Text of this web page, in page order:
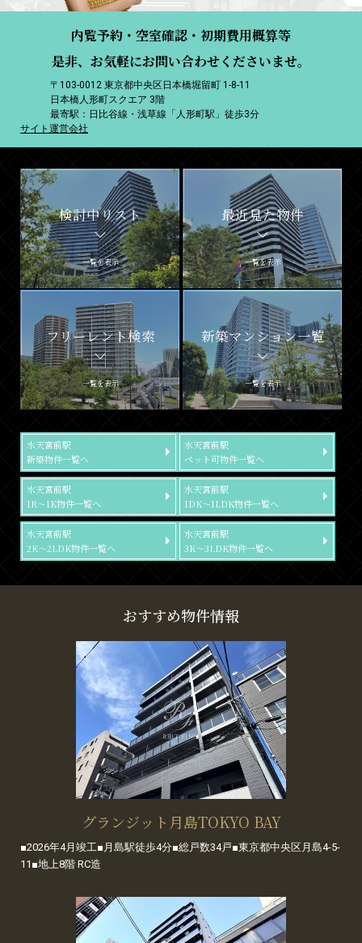
内覧予約・空室確認・初期費用概算等
是非、お気軽にお問い合わせくださいませ。
〒103-0012 東京都中央区日本橋堀留町 1-8-11
日本橋人形町スクエア 3階
最寄駅：日比谷線・浅草線「人形町駅」徒歩3分
サイト運営会社
検討中リスト
一覧を表示
最近見た物件
一覧を表示
フリーレント検索
一覧を表示
新築マンション一覧
一覧を表示
水天宮前駅
新築物件一覧へ
水天宮前駅
ペット可物件一覧へ
水天宮前駅
1R～1K物件一覧へ
水天宮前駅
1DK～1LDK物件一覧へ
水天宮前駅
2K～2LDK物件一覧へ
水天宮前駅
3K～3LDK物件一覧へ
おすすめ物件情報
グランジット月島TOKYO BAY
■2026年4月竣工■月島駅徒歩4分■総戸数34戸■東京都中央区月島4-5-
11■地上8階 RC造